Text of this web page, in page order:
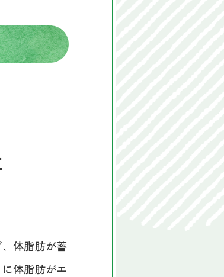
体脂肪が蓄
体脂肪がエ